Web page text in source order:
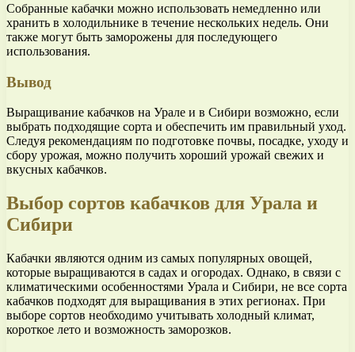
Собранные кабачки можно использовать немедленно или
хранить в холодильнике в течение нескольких недель. Они
также могут быть заморожены для последующего
использования.
Вывод
Выращивание кабачков на Урале и в Сибири возможно, если
выбрать подходящие сорта и обеспечить им правильный уход.
Следуя рекомендациям по подготовке почвы, посадке, уходу и
сбору урожая, можно получить хороший урожай свежих и
вкусных кабачков.
Выбор сортов кабачков для Урала и
Сибири
Кабачки являются одним из самых популярных овощей,
которые выращиваются в садах и огородах. Однако, в связи с
климатическими особенностями Урала и Сибири, не все сорта
кабачков подходят для выращивания в этих регионах. При
выборе сортов необходимо учитывать холодный климат,
короткое лето и возможность заморозков.